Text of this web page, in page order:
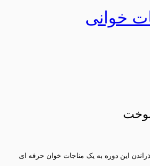
خوانی
این دوره به یک مناجات خوان حرفه ای